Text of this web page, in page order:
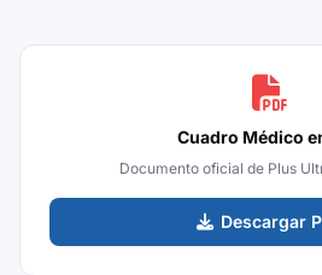
Cuadro Médico
Documento oficial de Plus
Descargar